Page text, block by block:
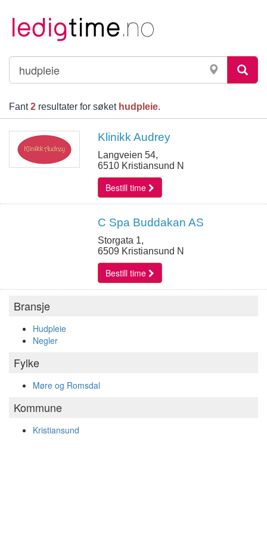
Fant2 resultater for søket hudpleie.
Klinikk Audrey
Langveien 54,
6510 Kristiansund N
Bestill time
C Spa Buddakan AS
Storgata 1,
6509 Kristiansund N
Bestill time
Bransje
Hudpleie
Negler
Fylke
Møre og Romsdal
Kommune
Kristiansund